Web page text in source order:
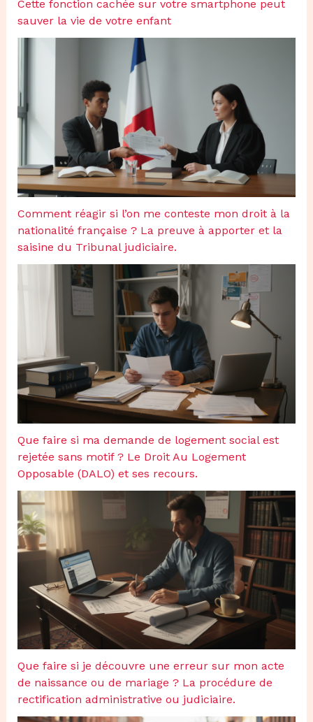
Cette fonction cachée sur votre smartphone peut
sauver la vie de votre enfant
Comment réagir si l’on me conteste mon droit à la
nationalité française ? La preuve à apporter et la
saisine du Tribunal judiciaire.
Que faire si ma demande de logement social est
rejetée sans motif ? Le Droit Au Logement
Opposable (DALO) et ses recours.
Que faire si je découvre une erreur sur mon acte
de naissance ou de mariage ? La procédure de
rectification administrative ou judiciaire.